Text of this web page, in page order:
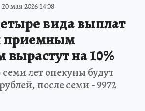
20 мая 2026 14:08
вида выплат
приемным
вырастут на 10%
лет опекуны будут
после семи - 9972